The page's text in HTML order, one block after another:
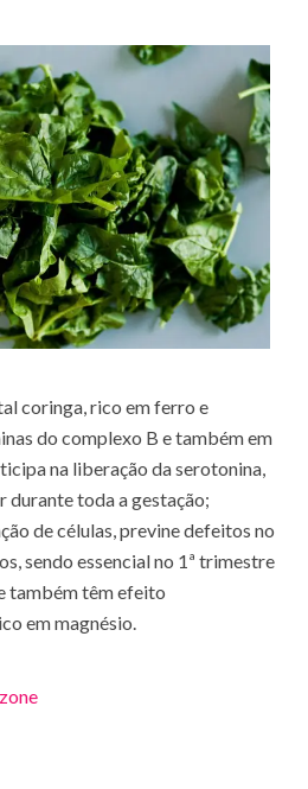
coringa, rico em ferro e
do complexo B e também em
na liberação da serotonina,
durante toda a gestação;
de células, previne defeitos no
sendo essencial no 1ª trimestre
também têm efeito
em magnésio.